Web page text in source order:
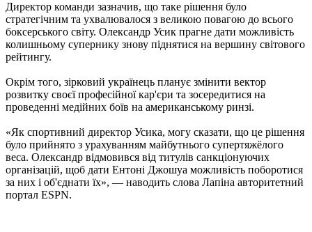
Директор команди зазначив, що таке рішення було
стратегічним та ухвалювалося з великою повагою до всього
боксерського світу. Олександр Усик прагне дати можливість
колишньому супернику знову піднятися на вершину світового
рейтингу.
Окрім того, зірковий українець планує змінити вектор
розвитку своєї професійної кар'єри та зосередитися на
проведенні медійних боїв на американському ринзі.
«Як спортивний директор Усика, могу сказати, що це рішення
було прийнято з урахуванням майбутнього супертяжёлого
веса. Олександр відмовився від титулів санкціонуючих
організацій, щоб дати Ентоні Джошуа можливість поборотися
за них і об'єднати їх», — наводить слова Лапіна авторитетний
портал ESPN.